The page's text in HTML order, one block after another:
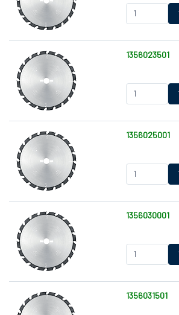
1356023501
1356025001
1356030001
1356031501